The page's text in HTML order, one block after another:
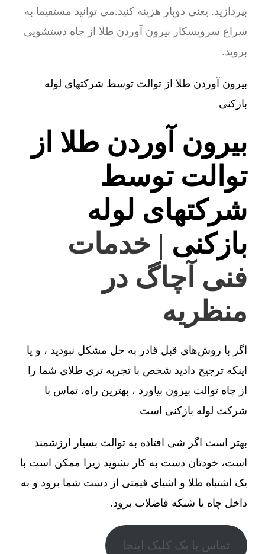
بپردازید. یعنی دوبار هزینه کنید.می توانید مستقیما به
سراغ سرویسکار بیرون آوردن طلا از چاه دستشویی
بروید.
بیرون آوردن طلا از توالت توسط شرکتهای لوله
بازکنی
بیرون آوردن طلا از
توالت توسط
شرکتهای لوله
بازکنی | خدمات
فنی آچاگ در
منظریه
اگر با روش‌های قبل قادر به حل مشکل نبودید ، و یا
اینکه ترجیح دادید شخص با تجربه تری طلای شما را
از چاه توالت بیرون بیاورد ، بهترین راه، تماس با
شرکت لوله بازکنی است
بهتر است اگر شی افتاده به توالت بسیار ارزشمند
است، خودتان دست به کار نشوید زیرا ممکن است با
یک اشتباه طلا و اشیای قیمتی از دست شما برود و به
داخل چاه یا شبکه فاضلاب برود.
تماس با یک کلیک اینجا